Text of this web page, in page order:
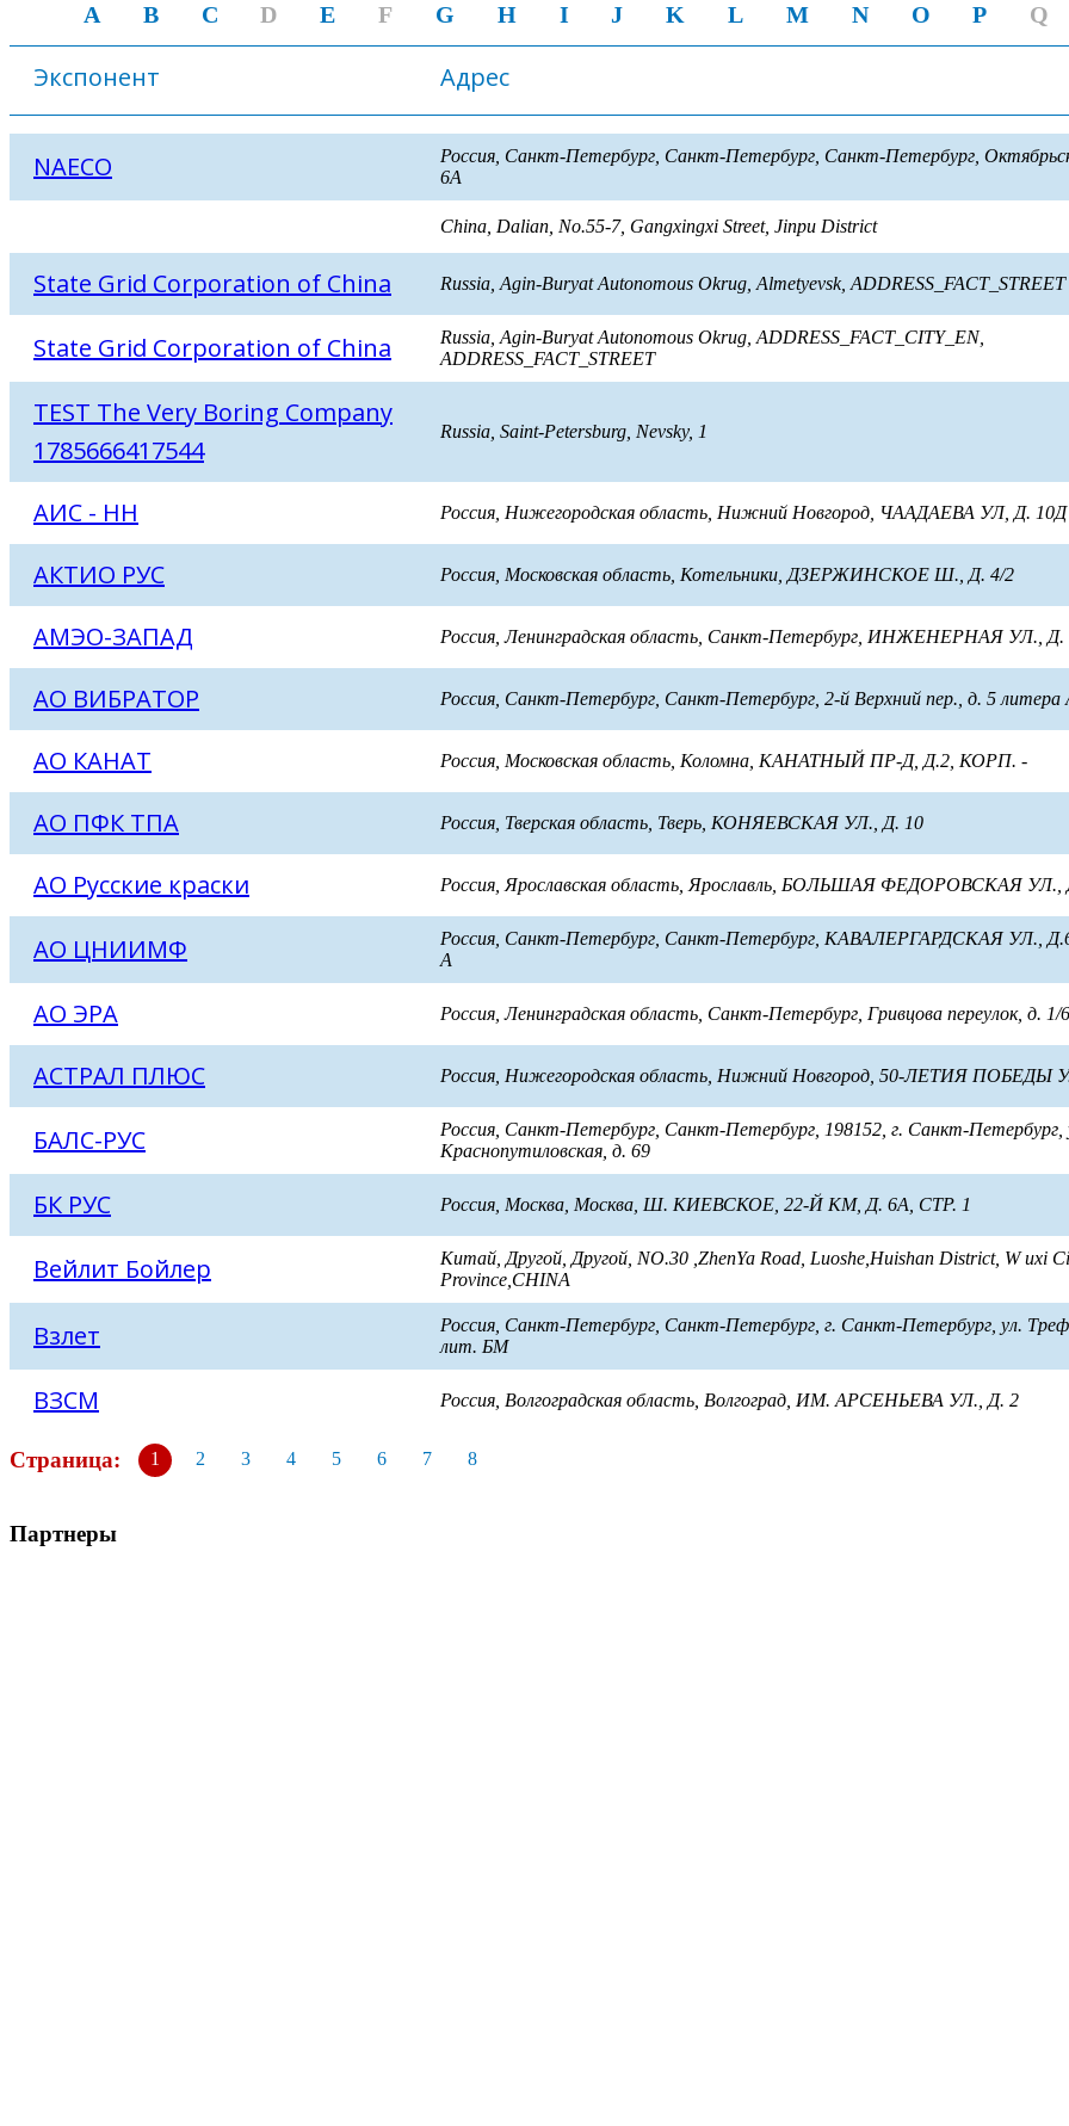
A
B C D E F G H I J K L M N O P Q
Экспонент Адрес
NAECO
Россия, Санкт-Петербург, Санкт-Петербург, Санкт-Петербург,
6А
China, Dalian, No.55-7, Gangxingxi Street, Jinpu District
State Grid Corporation of China Russia, Agin-Buryat Autonomous Okrug, Almetyevsk, ADDRESS_FACT_STREET
State Grid Corporation of China
Russia, Agin-Buryat Autonomous Okrug, ADDRESS_FACT_CITY_EN,
ADDRESS_FACT_STREET
TEST The Very Boring Company
1785666417544
Russia, Saint-Petersburg, Nevsky, 1
АИС - НН Россия, Нижегородская область, Нижний Новгород, ЧААДАЕВА УЛ, Д. 10Д
АКТИО РУС Россия, Московская область, Котельники, ДЗЕРЖИНСКОЕ Ш., Д. 4/2
АМЭО-ЗАПАД Россия, Ленинградская область, Санкт-Петербург, ИНЖЕНЕРНАЯ УЛ., Д.
АО ВИБРАТОР Россия, Санкт-Петербург, Санкт-Петербург, 2-й Верхний пер., д. 5 литера
АО КАНАТ Россия, Московская область, Коломна, КАНАТНЫЙ ПР-Д, Д.2, КОРП. -
АО ПФК ТПА Россия, Тверская область, Тверь, КОНЯЕВСКАЯ УЛ., Д. 10
АО Русские краски Россия, Ярославская область, Ярославль, БОЛЬШАЯ ФЕДОРОВСКАЯ УЛ.,
АО ЦНИИМФ
Россия, Санкт-Петербург, Санкт-Петербург, КАВАЛЕРГАРДСКАЯ УЛ.,
А
АО ЭРА Россия, Ленинградская область, Санкт-Петербург, Гривцова переулок, д.
АСТРАЛ ПЛЮС Россия, Нижегородская область, Нижний Новгород, 50-ЛЕТИЯ ПОБЕДЫ
БАЛС-РУС
Россия, Санкт-Петербург, Санкт-Петербург, 198152, г. Санкт-Петербург,
Краснопутиловская, д. 69
БК РУС Россия, Москва, Москва, Ш. КИЕВСКОЕ, 22-Й КМ, Д. 6А, СТР. 1
Вейлит Бойлер
Китай, Другой, Другой, NO.30 ,ZhenYa Road, Luoshe,Huishan District, W uxi
Province,CHINA
Взлет
Россия, Санкт-Петербург, Санкт-Петербург, г. Санкт-Петербург, ул.
лит. БМ
ВЗСМ Россия, Волгоградская область, Волгоград, ИМ. АРСЕНЬЕВА УЛ., Д. 2
Страница: 1 2 3 4 5 6 7 8
Партнеры